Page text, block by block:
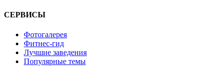
СЕРВИСЫ
Фотогалерея
Фитнес-гид
Лучшие заведения
Популярные темы